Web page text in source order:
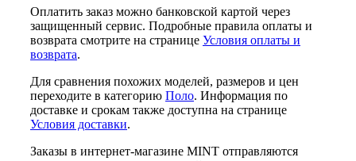
Оплатить заказ можно банковской картой через
защищенный сервис. Подробные правила оплаты и
возврата смотрите на странице Условия оплаты и
возврата.
Для сравнения похожих моделей, размеров и цен
переходите в категорию Поло. Информация по
доставке и срокам также доступна на странице
Условия доставки.
Заказы в интернет-магазине MINT отправляются